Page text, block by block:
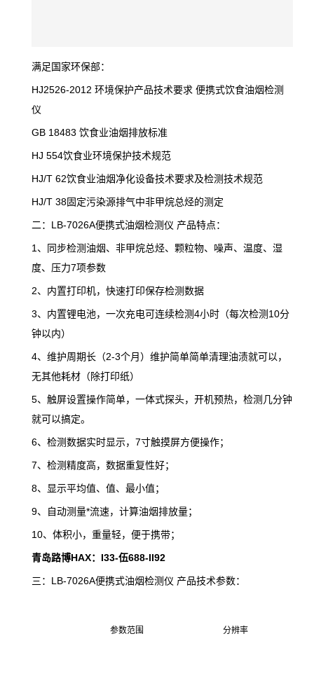
满足国家环保部：
HJ2526-2012 环境保护产品技术要求 便携式饮食油烟检测
仪
GB 18483 饮食业油烟排放标准
HJ 554饮食业环境保护技术规范
HJ/T 62饮食业油烟净化设备技术要求及检测技术规范
HJ/T 38固定污染源排气中非甲烷总烃的测定
二：LB-7026A便携式油烟检测仪 产品特点：
1、同步检测油烟、非甲烷总烃、颗粒物、噪声、温度、湿
度、压力7项参数
2、内置打印机，快速打印保存检测数据
3、内置锂电池，一次充电可连续检测4小时（每次检测10分
钟以内）
4、维护周期长（2-3个月）维护简单简单清理油渍就可以，
无其他耗材（除打印纸）
5、触屏设置操作简单，一体式探头，开机预热，检测几分钟
就可以搞定。
6、检测数据实时显示，7寸触摸屏方便操作；
7、检测精度高，数据重复性好；
8、显示平均值、值、最小值；
9、自动测量*流速，计算油烟排放量；
10、体积小，重量轻，便于携带；
青岛路博HAX：I33-伍688-II92
三：LB-7026A便携式油烟检测仪 产品技术参数：
参数范围 分辨率